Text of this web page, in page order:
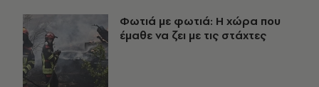
Φωτιά με φωτιά: Η χώρα που
έμαθε να ζει με τις στάχτες